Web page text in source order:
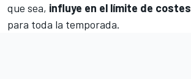
que sea, influye en el límite de costes
para toda la temporada.